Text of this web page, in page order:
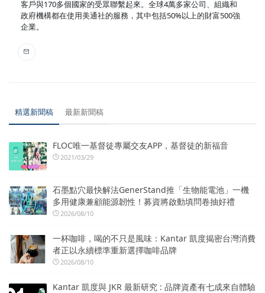
客戶與170多個國家的受眾聯繫起來。全球4萬多家公司、組織和
政府機構都在使用美通社的服務，其中包括50%以上的財富500強
企業。
精選新聞稿 最新新聞稿
FLOC唯一基督徒專屬交友APP，基督徒的新福音
2021/03/29
石墨點穴最快解法GenerStand推「生物能電池」一機
多用健康兼顧能源韌性！募資將啟動填問卷抽好禮
2026/08/10
一杯咖啡，喝的不只是風味：Kantar 凱度揭密台灣消費
者正以永續標準重新選擇咖啡品牌
2026/08/10
Kantar 凱度與 JKR 最新研究 : 品牌資產有七成來自體驗